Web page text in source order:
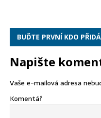
BUĎTE PRVNÍ KDO
Napište
Vaše e-mailová adresa
Komentář